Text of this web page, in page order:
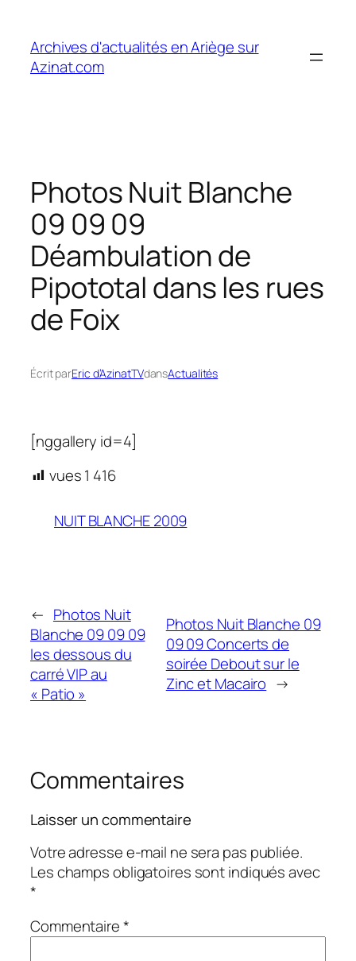
contenu
Archives d'actualités en Ariège sur
Azinat.com
Photos Nuit Blanche
09 09 09
Déambulation de
Pipototal dans les rues
de Foix
Écrit parEric d’AzinatTVdansActualités
[nggallery id=4]
vues1 416
NUIT BLANCHE 2009
← Photos Nuit
Blanche 09 09 09
les dessous du
carré VIP au
« Patio »
Photos Nuit Blanche 09
09 09 Concerts de
soirée Debout sur le
Zinc et Macairo →
Commentaires
Laisser un commentaire
Votre adresse e-mail ne sera pas publiée.
Les champs obligatoires sont indiqués avec
*
Commentaire*